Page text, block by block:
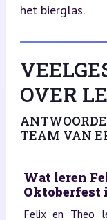
het bierglas.
OVER
TEAM VAN
Wat leren
Oktoberfest
Felix en Theo